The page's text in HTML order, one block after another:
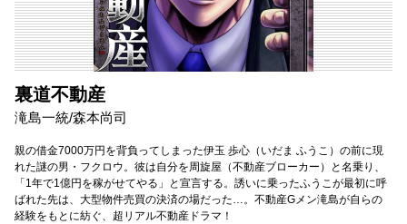
裏道不動産
滝島一統/森本尚司
親の借金7000万円を背負ってしまった伊玉 歩心（いだま ふうこ）の前に現
れた謎の男・フクロウ。彼は自分を周旋屋（不動産ブローカー）と名乗り、
「1年で1億円を稼がせてやる」と宣言する。誘いに乗ったふうこが最初に呼
ばれた先は、大型物件売買の決済の場だった…。不動産Gメン滝島が自らの
経験をもとに紡ぐ、超リアル不動産ドラマ！